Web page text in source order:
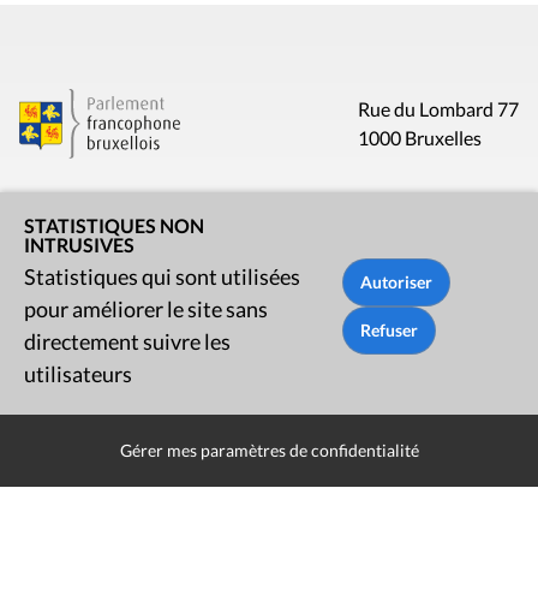
STATISTIQUES NON
INTRUSIVES
Statistiques qui sont utilisées
pour améliorer le site sans
directement suivre les
utilisateurs
Gérer mes paramètres de confidentialité
Rue du Lombard 77
1000 Bruxelles
Contact
Presse
Liens utiles